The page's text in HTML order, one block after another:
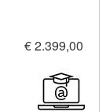
€ 2.399,00